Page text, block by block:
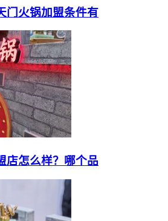
门火锅加盟条件有
店怎么样？哪个品